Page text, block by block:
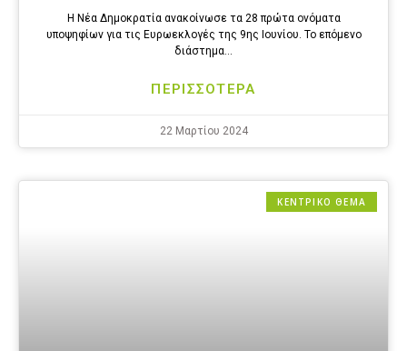
Η Νέα Δημοκρατία ανακοίνωσε τα 28 πρώτα ονόματα
υποψηφίων για τις Ευρωεκλογές της 9ης Ιουνίου. Το επόμενο
διάστημα…
ΠΕΡΙΣΣΟΤΕΡΑ
22 Μαρτίου 2024
ΚΕΝΤΡΙΚΟ ΘΕΜΑ